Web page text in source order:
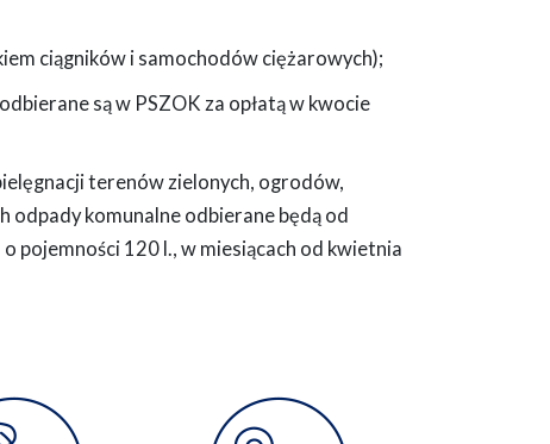
ciągników i samochodów ciężarowych);
są w PSZOK za opłatą w kwocie
terenów zielonych, ogrodów,
komunalne odbierane będą od
pojemności 120 l., w miesiącach od kwietnia